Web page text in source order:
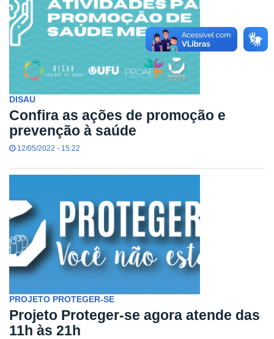
DISAU
Confira as ações de promoção e
prevenção à saúde
12/05/2022 - 15:22
PROJETO PROTEGER-SE
Projeto Proteger-se agora atende das
11h às 21h